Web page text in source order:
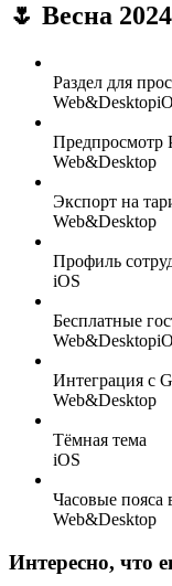
🌷 Весна 2024
Раздел для
Web&Desktop
Предпросмотр
Web&Desktop
Экспорт на
Web&Desktop
Профиль
iOS
Бесплатные
Web&Desktop
Интеграция с
Web&Desktop
Тёмная тема
iOS
Часовые пояса
Web&Desktop
Интересно, что